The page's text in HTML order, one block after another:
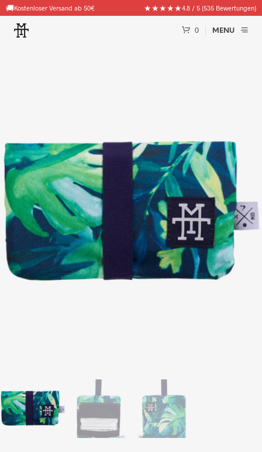
🚚Kostenloser Versand ab 50€ ★★★★★4.8 / 5 (535 Bewertungen)
0 MENU